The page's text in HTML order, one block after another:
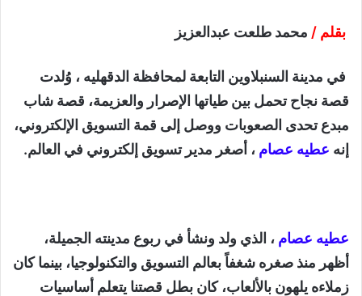
بقلم / محمد طلعت عبدالعزيز
في مدينة السنبلاوين التابعة لمحافظة الدقهليه ، وُلدت
قصة نجاح تحمل بين طياتها الإصرار والعزيمة، قصة شاب
مبدع تحدى الصعوبات ووصل إلى قمة التسويق الإلكتروني،
إنه عطيه عصام ، أصغر مدير تسويق إلكتروني في العالم.
عطيه عصام ، الذي ولد ونشأ في ربوع مدينته الجميلة،
أظهر منذ صغره شغفاً بعالم التسويق والتكنولوجيا، بينما كان
زملاءه يلهون بالألعاب، كان بطل قصتنا يتعلم أساسيات